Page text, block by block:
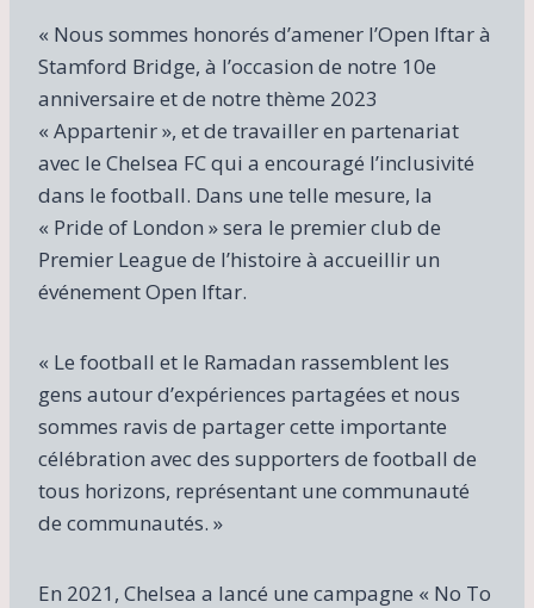
« Nous sommes honorés d’amener l’Open Iftar à
Stamford Bridge, à l’occasion de notre 10e
anniversaire et de notre thème 2023
« Appartenir », et de travailler en partenariat
avec le Chelsea FC qui a encouragé l’inclusivité
dans le football. Dans une telle mesure, la
« Pride of London » sera le premier club de
Premier League de l’histoire à accueillir un
événement Open Iftar.
« Le football et le Ramadan rassemblent les
gens autour d’expériences partagées et nous
sommes ravis de partager cette importante
célébration avec des supporters de football de
tous horizons, représentant une communauté
de communautés. »
En 2021, Chelsea a lancé une campagne « No To